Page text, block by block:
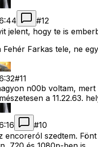
#12
jelent, hogy te is
Fehér Farkas tele, ne
#11
n00b voltam,
a 11.22.63.
#10
encoreról szedtem.